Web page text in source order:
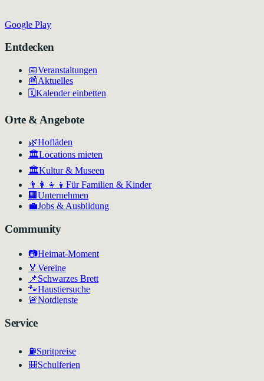
Google Play
Entdecken
📅Veranstaltungen
📰Aktuelles
🗓️Kalender einbetten
Orte & Angebote
🌿Hofläden
🏛️Locations mieten
🏛Kultur & Museen
👨‍👩‍👧‍👦 Für Familien & Kinder
🏢 Unternehmen
💼Jobs & Ausbildung
Community
📷Heimat-Moment
🏅 Vereine
📌Schwarzes Brett
🐾Haustiersuche
🚨Notdienste
Service
⛽Spritpreise
🎒Schulferien